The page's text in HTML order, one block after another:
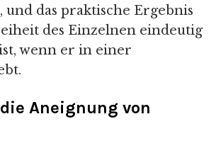
und das praktische Ergebnis
des Einzelnen eindeutig
wenn er in einer
Aneignung von